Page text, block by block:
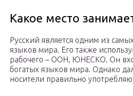
Какое место
Русский является одним из
языков мира. Его также
рабочего – ООН, ЮНЕСКО. Он
богатых языков мира. Однако
носители правильно